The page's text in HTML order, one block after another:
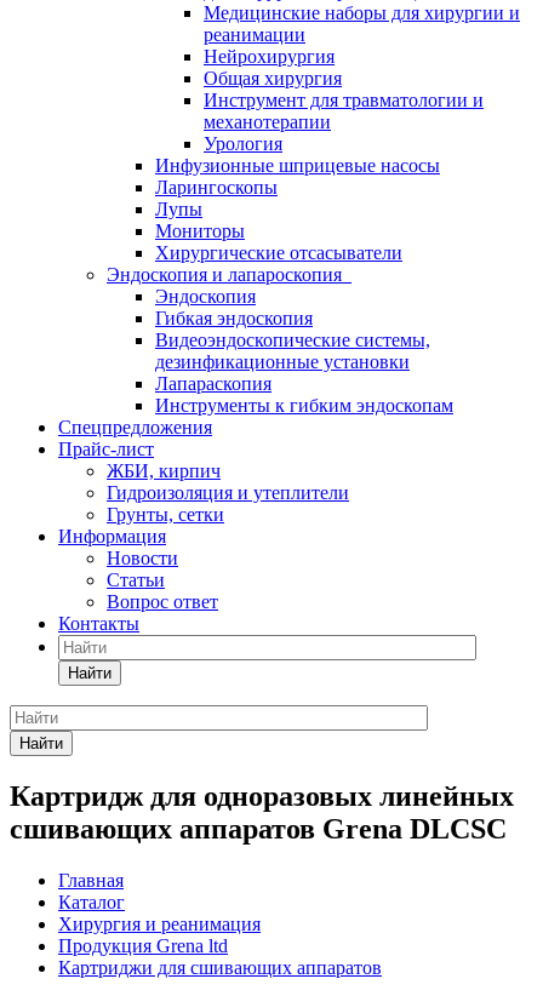
Медицинские наборы для хирургии и
реанимации
Нейрохирургия
Общая хирургия
Инструмент для травматологии и
механотерапии
Урология
Инфузионные шприцевые насосы
Ларингоскопы
Лупы
Мониторы
Хирургические отсасыватели
Эндоскопия и лапароскопия
Эндоскопия
Гибкая эндоскопия
Видеоэндоскопические системы,
дезинфикационные установки
Лапараскопия
Инструменты к гибким эндоскопам
Спецпредложения
Прайс-лист
ЖБИ, кирпич
Гидроизоляция и утеплители
Грунты, сетки
Информация
Новости
Статьи
Вопрос ответ
Контакты
Найти
Найти
Картридж для одноразовых линейных
сшивающих аппаратов Grena DLCSC
Главная
Каталог
Хирургия и реанимация
Продукция Grena ltd
Картриджи для сшивающих аппаратов